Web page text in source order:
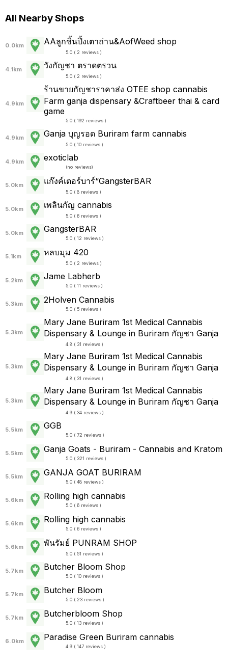
All Nearby Shops
0.0km AAลูกชิ้นปิ้งเตาถ่าน&AofWeed shop
5.0 ( 2 reviews )
4.1km วังกัญชา ตราดตรวน
5.0 ( 2 reviews )
4.9km
ร้านขายกัญชาราคาส่ง OTEE shop cannabis
Farm ganja dispensary &Craftbeer thai & card
game
5.0 ( 192 reviews )
4.9km Ganja บุญรอด Buriram farm cannabis
5.0 ( 10 reviews )
4.9km exoticlab
(no reviews)
5.0km แก๊งค์เตอร์บาร์“GangsterBAR
5.0 ( 8 reviews )
5.0km เพลินกัญ cannabis
5.0 ( 6 reviews )
5.0km GangsterBAR
5.0 ( 12 reviews )
5.1km หลบมุม 420
5.0 ( 2 reviews )
5.2km Jame Labherb
5.0 ( 11 reviews )
5.3km 2Holven Cannabis
5.0 ( 5 reviews )
5.3km
Mary Jane Buriram 1st Medical Cannabis
Dispensary & Lounge in Buriram กัญชา Ganja
4.8 ( 31 reviews )
5.3km
Mary Jane Buriram 1st Medical Cannabis
Dispensary & Lounge in Buriram กัญชา Ganja
4.8 ( 31 reviews )
5.3km
Mary Jane Buriram 1st Medical Cannabis
Dispensary & Lounge in Buriram กัญชา Ganja
4.9 ( 34 reviews )
5.5km GGB
5.0 ( 72 reviews )
5.5km Ganja Goats - Buriram - Cannabis and Kratom
5.0 ( 321 reviews )
5.5km GANJA GOAT BURIRAM
5.0 ( 48 reviews )
5.6km Rolling high cannabis
5.0 ( 6 reviews )
5.6km Rolling high cannabis
5.0 ( 6 reviews )
5.6km พันรัมย์ PUNRAM SHOP
5.0 ( 51 reviews )
5.7km Butcher Bloom Shop
5.0 ( 10 reviews )
5.7km Butcher Bloom
5.0 ( 23 reviews )
5.7km Butcherbloom Shop
5.0 ( 13 reviews )
6.0km Paradise Green Buriram cannabis
4.9 ( 147 reviews )